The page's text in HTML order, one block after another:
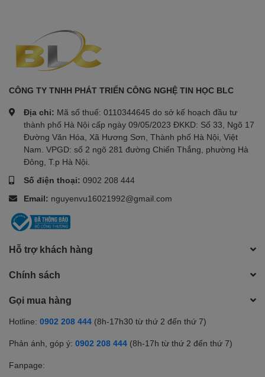
CÔNG TY TNHH PHÁT TRIỂN CÔNG NGHỆ TIN HỌC BLC
Địa chỉ: Mã số thuế: 0110344645 do sở kế hoạch đầu tư
thành phố Hà Nội cấp ngày 09/05/2023 ĐKKD: Số 33, Ngõ 17
Đường Văn Hóa, Xã Hương Sơn, Thành phố Hà Nội, Việt
Nam. VPGD: số 2 ngõ 281 đường Chiến Thắng, phường Hà
Đông, T.p Hà Nội.
Số điện thoại: 0902 208 444
Email: nguyenvu16021992@gmail.com
Hỗ trợ khách hàng
Chính sách
Gọi mua hàng
Hotline: 0902 208 444 (8h-17h30 từ thứ 2 đến thứ 7)
Phản ánh, góp ý: 0902 208 444 (8h-17h từ thứ 2 đến thứ 7)
Fanpage: